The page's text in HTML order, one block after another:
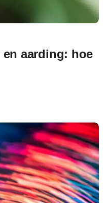
en aarding: hoe